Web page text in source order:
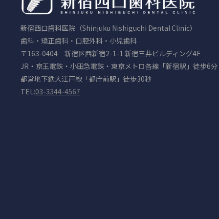
新宿西口歯科医院（Shinjuku Nishiguchi Dental Clinic）
歯科・矯正歯科・口腔外科・小児歯科
〒163-0404 新宿区西新宿2-1-1 新宿三井ビルディング4F
JR・京王電鉄・小田急電鉄・東京メトロ各線「新宿駅」徒歩6分
都営地下鉄大江戸線「都庁前駅」徒歩30秒
TEL:03-3344-4567